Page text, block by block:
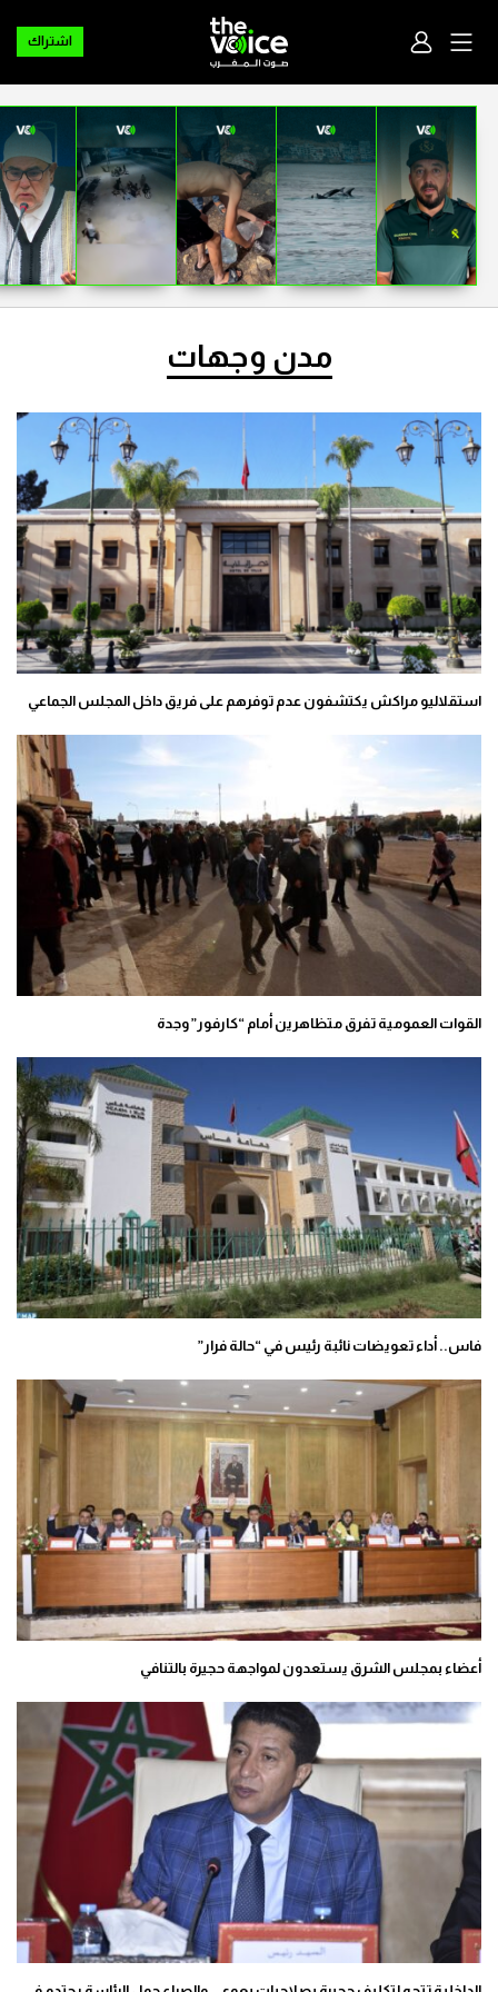
اشتراك
مدن وجهات
استقلاليو مراكش يكتشفون عدم توفرهم على فريق داخل المجلس الجماعي
القوات العمومية تفرق متظاهرين أمام “كارفور” وجدة
فاس.. أداء تعويضات نائبة رئيس في “حالة فرار”
أعضاء بمجلس الشرق يستعدون لمواجهة حجيرة بالتنافي